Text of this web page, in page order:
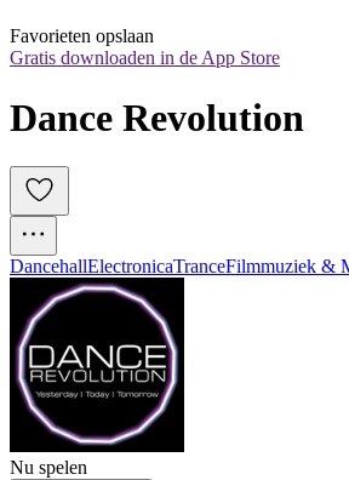
Favorieten opslaan
Gratis downloaden in de App Store
Dance Revolution
DancehallElectronicaTranceFilmmuziek &
Nu spelen